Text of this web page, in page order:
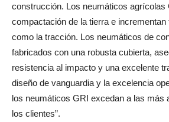
construcción. Los neumáticos agrícolas
compactación de la tierra e incrementan
como la tracción. Los neumáticos de
fabricados con una robusta cubierta,
resistencia al impacto y una excelente
diseño de vanguardia y la excelencia
los neumáticos GRI excedan a las más
los clientes”.